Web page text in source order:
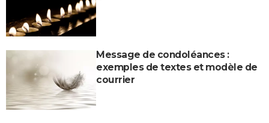
Message de condoléances :
exemples de textes et modèle de
courrier